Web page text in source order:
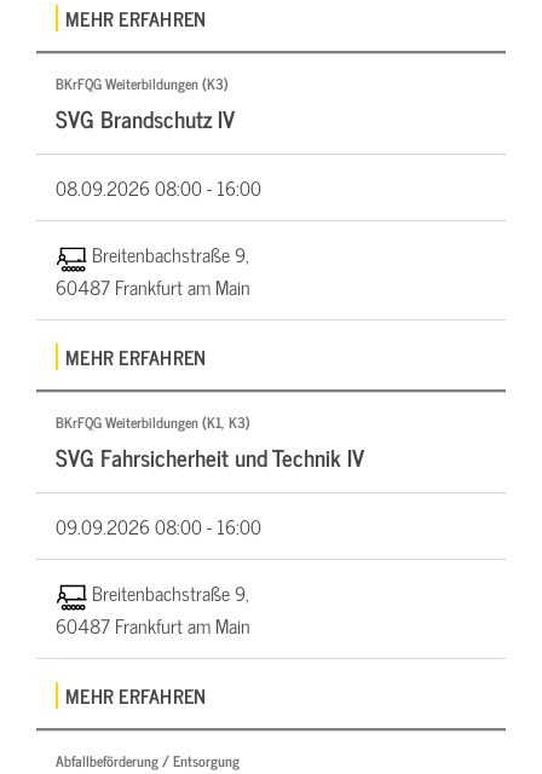
MEHR ERFAHREN
BKrFQG Weiterbildungen (K3)
SVG Brandschutz IV
08.09.202608:00 - 16:00
Breitenbachstraße 9,
60487 Frankfurt am Main
MEHR ERFAHREN
BKrFQG Weiterbildungen (K1, K3)
SVG Fahrsicherheit und Technik IV
09.09.202608:00 - 16:00
Breitenbachstraße 9,
60487 Frankfurt am Main
MEHR ERFAHREN
Abfallbeförderung / Entsorgung